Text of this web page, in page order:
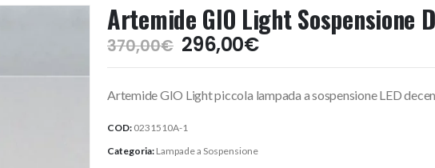
Artemide GIO Light Sospensione
370,00€ Il
prezzo
era:
370,00€.
296,00€Il
prezzo
è:
Artemide GIO Light piccola lampada a sospensione LED
COD: 0231510A-1
Categoria: Lampade a Sospensione